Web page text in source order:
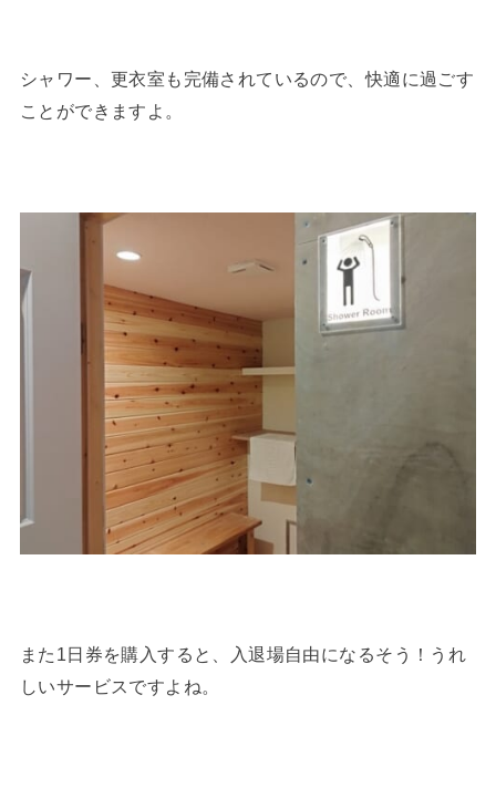
シャワー、更衣室も完備されているので、快適に過ごす
ことができますよ。
また1日券を購入すると、入退場自由になるそう！うれ
しいサービスですよね。